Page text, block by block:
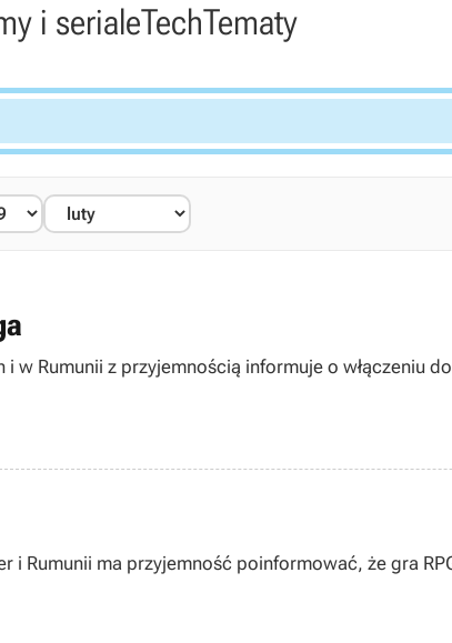
i serialeTechTematy
w Rumunii z przyjemnością informuje o włączeniu
i Rumunii ma przyjemność poinformować, że gra